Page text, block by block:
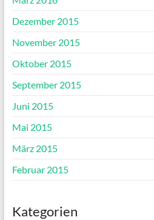
Dezember 2015
November 2015
Oktober 2015
September 2015
Juni 2015
Mai 2015
März 2015
Februar 2015
Kategorien